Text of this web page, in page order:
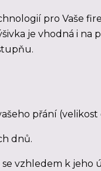
pro Vaše
je vhodná i na
přání (velikost
dnů.
vzhledem k jeho